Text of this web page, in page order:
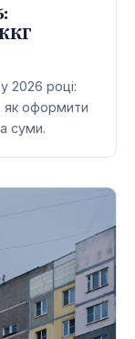
2026 році:
як оформити
суми.